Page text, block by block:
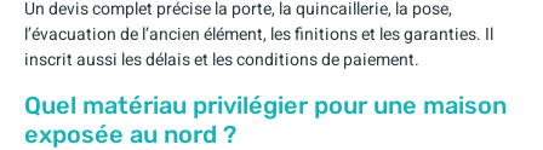
Un devis complet précise la porte, la quincaillerie, la pose,
l’évacuation de l’ancien élément, les finitions et les garanties. Il
inscrit aussi les délais et les conditions de paiement.
Quel matériau privilégier pour une maison
exposée au nord ?